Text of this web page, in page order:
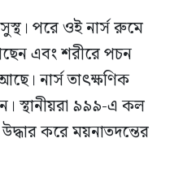
পরে ওই নার্স রুমে
এবং শরীরে পচন
নার্স তাৎক্ষণিক
স্থানীয়রা ৯৯৯-এ কল
করে ময়নাতদন্তের